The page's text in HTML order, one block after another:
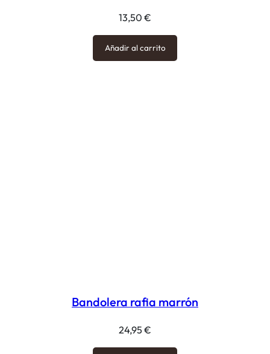
13,50 €
Añadir al carrito
Bandolera rafia marrón
24,95€